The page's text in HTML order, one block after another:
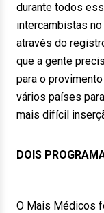
durante todos
intercambistas
através do
que a gente
para o
vários países
mais difícil
DOIS
O Mais Médicos